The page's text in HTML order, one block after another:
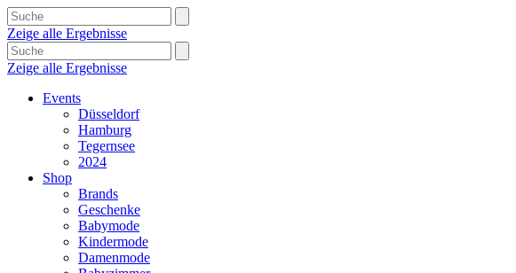
Zeige alle Ergebnisse
Zeige alle Ergebnisse
Events
Düsseldorf
Hamburg
Tegernsee
2024
Shop
Brands
Geschenke
Babymode
Kindermode
Damenmode